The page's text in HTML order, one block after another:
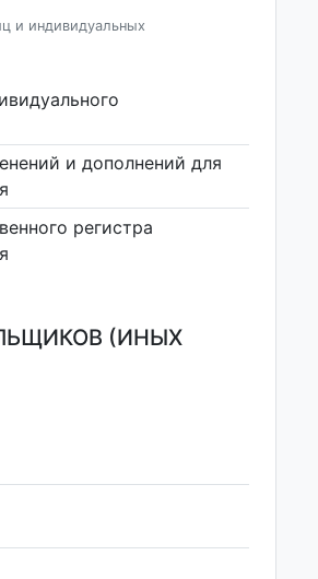
и индивидуальных
и дополнений для
регистра
(ИНЫХ